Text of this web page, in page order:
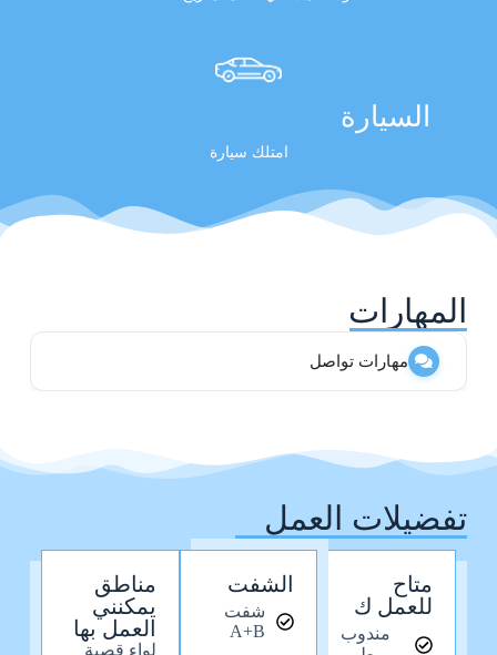
السيارة
امتلك سيارة
المهارات
مهارات تواصل
تفضيلات العمل
متاح
للعمل ك
مندوب
الشفت
شفت
A+B
مناطق
يمكنني
العمل بها
لواء قصبة